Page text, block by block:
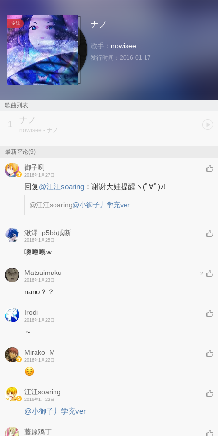
专辑 ナノ
歌手： nowisee
发行时间： 2016-01-17
歌曲列表
1 ナノ
nowisee - ナノ
最新评论(9)
御子咧
2016年1月27日
回复@江江soaring ： 谢谢大娃提醒ヽ(ﾟ∀ﾟ)ﾉ!
@江江soaring@小御子丿学充ver
湫澪_p5bb戒断
2016年1月25日
噢噢噢w
Matsuimaku
2016年1月23日
2
nano？？
Irodi
2016年1月22日
～
Mirako_M
2016年1月22日
江江soaring
2016年1月22日
@小御子丿学充ver
藤原鸡丁